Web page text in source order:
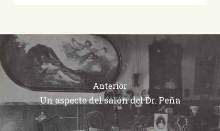
Anterior
Un aspecto del salón del Dr. Peña